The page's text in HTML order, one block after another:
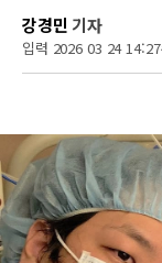
강경민 기자
입력 2026 03 24 14:27